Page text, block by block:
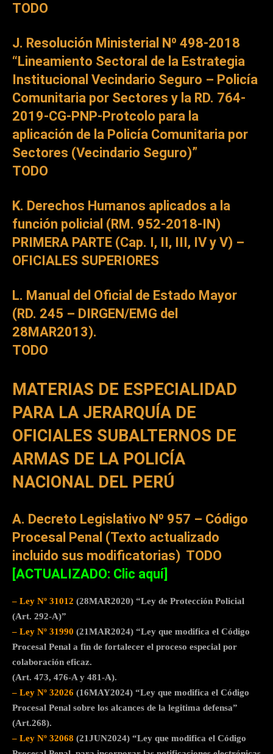
TODO
J. Resolución Ministerial Nº 498-2018
“Lineamiento Sectoral de la Estrategia
Institucional Vecindario Seguro – Policía
Comunitaria por Sectores y la RD. 764-
2019-CG-PNP-Protcolo para la
aplicación de la Policía Comunitaria por
Sectores (Vecindario Seguro)”
TODO
K. Derechos Humanos aplicados a la
función policial (RM. 952-2018-IN)
PRIMERA PARTE (Cap. I, II, III, IV y V) –
OFICIALES SUPERIORES
L. Manual del Oficial de Estado Mayor
(RD. 245 – DIRGEN/EMG del
28MAR2013).
TODO
MATERIAS DE ESPECIALIDAD
PARA LA JERARQUÍA DE
OFICIALES SUBALTERNOS DE
ARMAS DE LA POLICÍA
NACIONAL DEL PERÚ
A. Decreto Legislativo Nº 957 – Código
Procesal Penal (Texto actualizado
incluido sus modificatorias) TODO
[ACTUALIZADO: Clic aquí]
– Ley Nº 31012 (28MAR2020) “Ley de Protección Policial
(Art. 292-A)”
– Ley Nº 31990 (21MAR2024) “Ley que modifica el Código
Procesal Penal a fin de fortalecer el proceso especial por
colaboración eficaz.
(Art. 473, 476-A y 481-A).
– Ley Nº 32026 (16MAY2024) “Ley que modifica el Código
Procesal Penal sobre los alcances de la legitima defensa”
(Art.268).
– Ley Nº 32068 (21JUN2024) “Ley que modifica el Código